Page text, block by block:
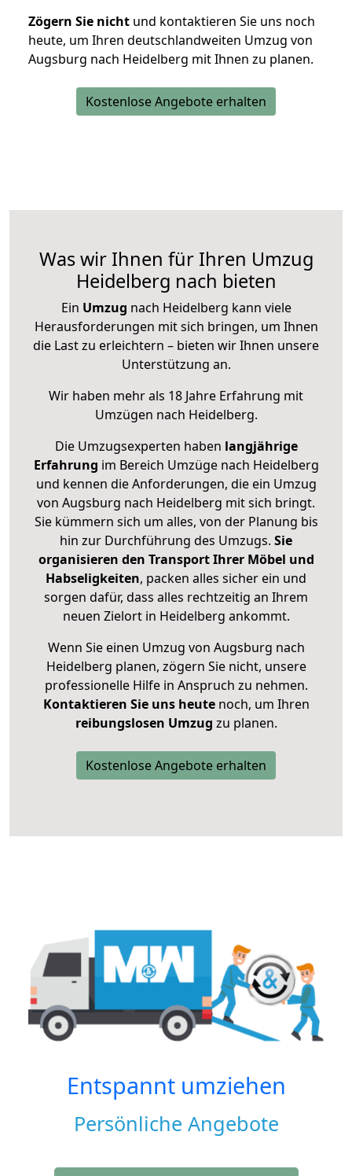
Zögern Sie nicht und kontaktieren Sie uns noch
heute, um Ihren deutschlandweiten Umzug von
Augsburg nach Heidelberg mit Ihnen zu planen.
Kostenlose Angebote erhalten
Was wir Ihnen für Ihren Umzug
Heidelberg nach bieten
Ein Umzug nach Heidelberg kann viele
Herausforderungen mit sich bringen, um Ihnen
die Last zu erleichtern – bieten wir Ihnen unsere
Unterstützung an.
Wir haben mehr als 18 Jahre Erfahrung mit
Umzügen nach Heidelberg.
Die Umzugsexperten haben langjährige
Erfahrung im Bereich Umzüge nach Heidelberg
und kennen die Anforderungen, die ein Umzug
von Augsburg nach Heidelberg mit sich bringt.
Sie kümmern sich um alles, von der Planung bis
hin zur Durchführung des Umzugs. Sie
organisieren den Transport Ihrer Möbel und
Habseligkeiten, packen alles sicher ein und
sorgen dafür, dass alles rechtzeitig an Ihrem
neuen Zielort in Heidelberg ankommt.
Wenn Sie einen Umzug von Augsburg nach
Heidelberg planen, zögern Sie nicht, unsere
professionelle Hilfe in Anspruch zu nehmen.
Kontaktieren Sie uns heutenoch, um Ihren
reibungslosen Umzug zu planen.
Kostenlose Angebote erhalten
Entspannt umziehen
Persönliche Angebote